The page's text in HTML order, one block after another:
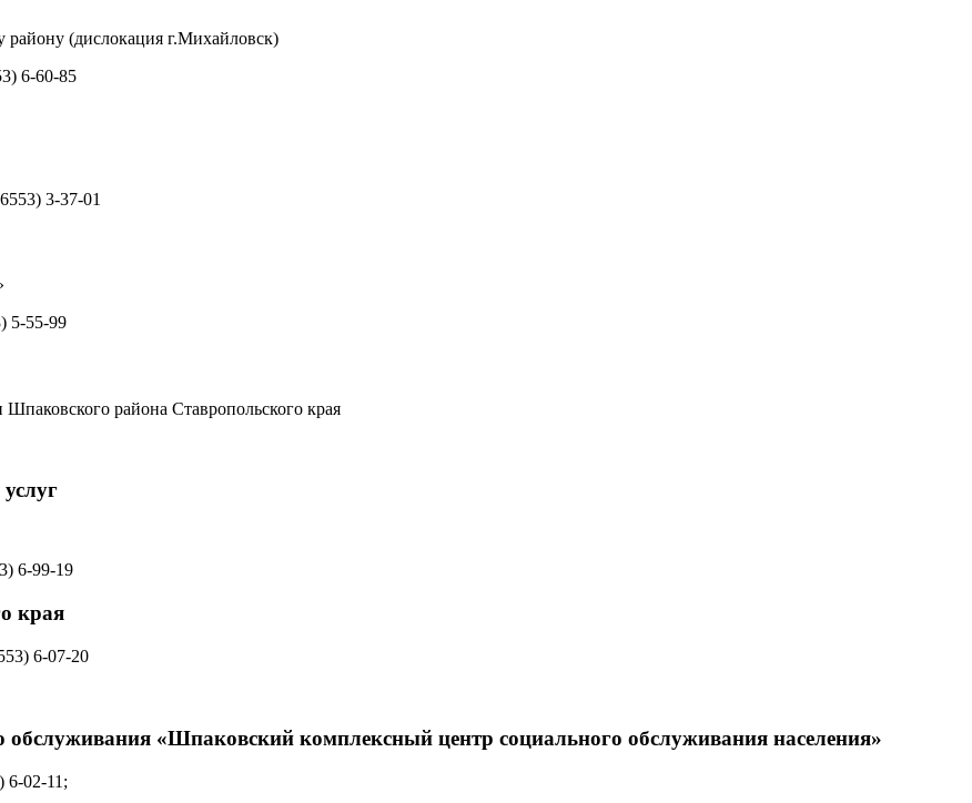
(дислокация г.Михайловск)
6‑60-85
3-37-01
5‑55-99
района Ставропольского края
6‑99-19
края
6‑07-20
обслуживания «Шпаковский комплексный центр социального обслуживания населения»
6-02-11;